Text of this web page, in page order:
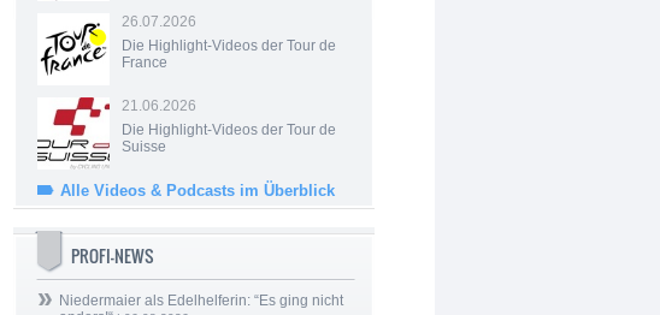
26.07.2026
Die Highlight-Videos der Tour de
France
21.06.2026
Die Highlight-Videos der Tour de
Suisse
Alle Videos & Podcasts im Überblick
PROFI-NEWS
Niedermaier als Edelhelferin: “Es ging nicht